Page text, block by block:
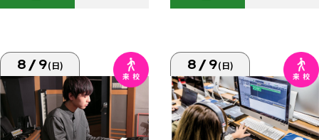
8/9(日) 8/9(日)